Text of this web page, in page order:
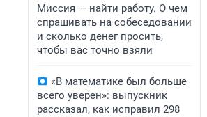
Миссия — найти работу. О чем
спрашивать на собеседовании
и сколько денег просить,
чтобы вас точно взяли
«В математике был больше
всего уверен»: выпускник
рассказал, как исправил 298